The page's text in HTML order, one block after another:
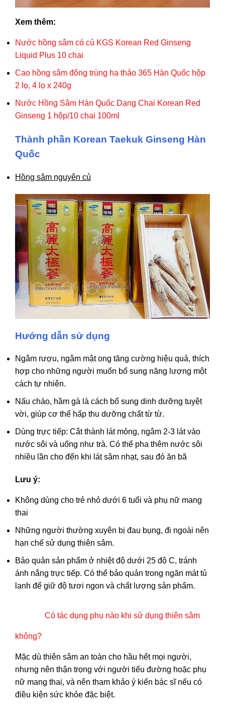
Xem thêm:
Nước hồng sâm có củ KGS Korean Red Ginseng
Liquid Plus 10 chai
Cao hồng sâm đông trùng hạ thảo 365 Hàn Quốc hộp
2 lọ, 4 lọ x 240g
Nước Hồng Sâm Hàn Quốc Dạng Chai Korean Red
Ginseng 1 hộp/10 chai 100ml
Thành phần Korean Taekuk Ginseng Hàn
Quốc
Hồng sâm nguyên củ
Hướng dẫn sử dụng
Ngâm rượu, ngâm mật ong tăng cường hiệu quả, thích
hợp cho những người muốn bổ sung năng lượng một
cách tự nhiên.
Nấu cháo, hầm gà là cách bổ sung dinh dưỡng tuyệt
vời, giúp cơ thể hấp thu dưỡng chất từ từ.
Dùng trực tiếp: Cắt thành lát mỏng, ngâm 2-3 lát vào
nước sôi và uống như trà. Có thể pha thêm nước sôi
nhiều lần cho đến khi lát sâm nhạt, sau đó ăn bã
Lưu ý:
Không dùng cho trẻ nhỏ dưới 6 tuổi và phụ nữ mang
thai
Những người thường xuyên bị đau bụng, đi ngoài nên
hạn chế sử dụng thiên sâm.
Bảo quản sản phẩm ở nhiệt độ dưới 25 độ C, tránh
ánh nắng trực tiếp. Có thể bảo quản trong ngăn mát tủ
lạnh để giữ độ tươi ngon và chất lượng sản phẩm.
Có tác dụng phụ nào khi sử dụng thiên sâm
không?
Mặc dù thiên sâm an toàn cho hầu hết mọi người,
nhưng nên thận trọng với người tiểu đường hoặc phụ
nữ mang thai, và nên tham khảo ý kiến bác sĩ nếu có
điều kiện sức khỏe đặc biệt.